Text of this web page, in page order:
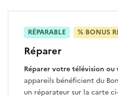
Réparer
Réparer votre télévision ou
appareils bénéficient du
un réparateur sur la carte
RÉPARABLE % BONUS